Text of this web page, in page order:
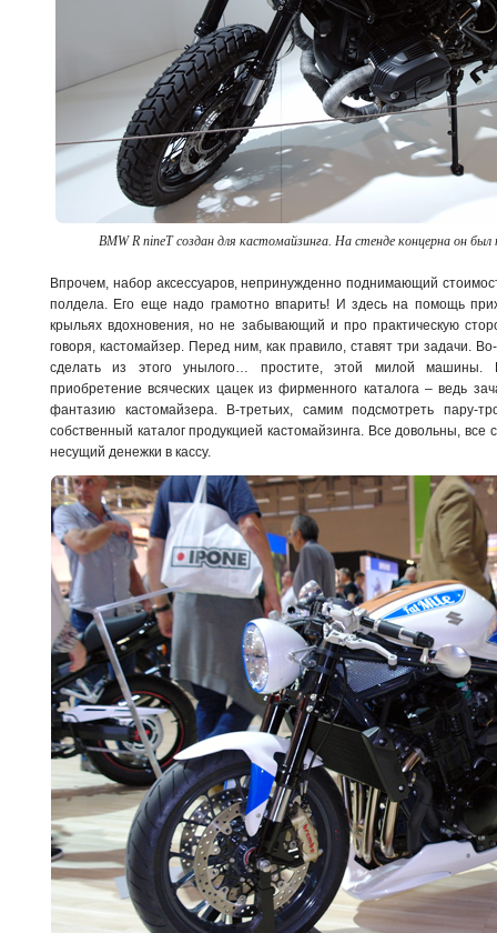
BMW R nineT создан для кастомайзинга. На стенде концерна он
Впрочем, набор аксессуаров, непринужденно поднимающий
полдела. Его еще надо грамотно впарить! И здесь на помощь
крыльях вдохновения, но не забывающий и про практическую
говоря, кастомайзер. Перед ним, как правило, ставят три задачи.
сделать из этого унылого… простите, этой милой машины.
приобретение всяческих цацек из фирменного каталога – ведь
фантазию кастомайзера. В-третьих, самим подсмотреть пару-
собственный каталог продукцией кастомайзинга. Все довольны,
несущий денежки в кассу.